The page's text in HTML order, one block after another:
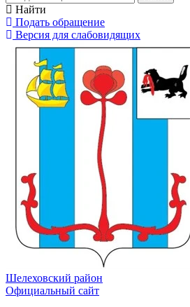
Найти
Подать обращение
Версия для слабовидящих
Шелеховский район
Официальный сайт